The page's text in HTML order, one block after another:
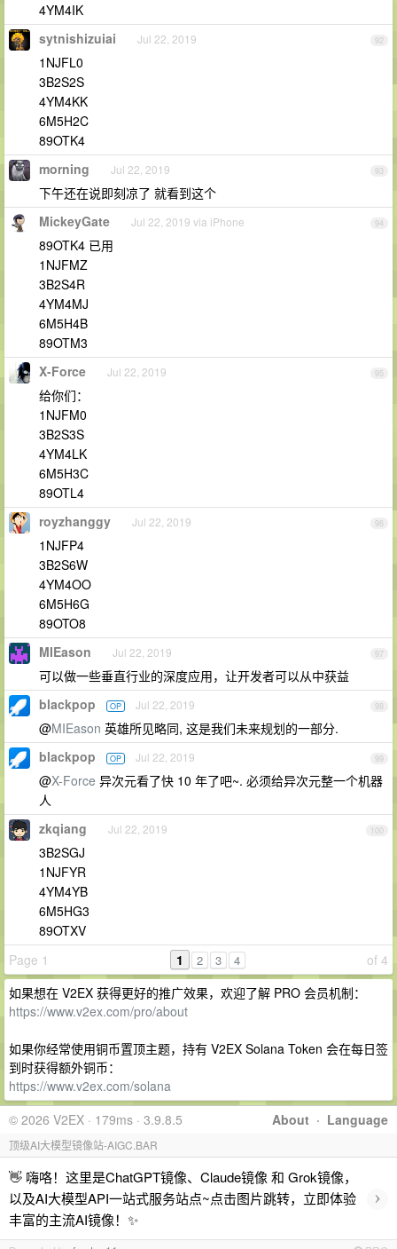
4YM4IK
92
sytnishizuiai Jul 22, 2019
1NJFL0
3B2S2S
4YM4KK
6M5H2C
89OTK4
93
morning Jul 22, 2019
下午还在说即刻凉了 就看到这个
94
MickeyGate Jul 22, 2019 via iPhone
89OTK4 已用
1NJFMZ
3B2S4R
4YM4MJ
6M5H4B
89OTM3
95
X-Force Jul 22, 2019
给你们：
1NJFM0
3B2S3S
4YM4LK
6M5H3C
89OTL4
96
royzhanggy Jul 22, 2019
1NJFP4
3B2S6W
4YM4OO
6M5H6G
89OTO8
97
MIEason Jul 22, 2019
可以做一些垂直行业的深度应用，让开发者可以从中获益
98
blackpop OP Jul 22, 2019
@MIEason 英雄所见略同, 这是我们未来规划的一部分.
99
blackpop OP Jul 22, 2019
@X-Force 异次元看了快 10 年了吧~. 必须给异次元整一个机器
人
100
zkqiang Jul 22, 2019
3B2SGJ
1NJFYR
4YM4YB
6M5HG3
89OTXV
Page 1
of 4
1 2 3 4
如果想在 V2EX 获得更好的推广效果，欢迎了解 PRO 会员机制：
https://www.v2ex.com/pro/about
如果你经常使用铜币置顶主题，持有 V2EX Solana Token 会在每日签
到时获得额外铜币：
https://www.v2ex.com/solana
About · Language
© 2026 V2EX · 179ms · 3.9.8.5
顶级AI大模型镜像站-AIGC.BAR
👋 嗨咯！这里是ChatGPT镜像、Claude镜像 和 Grok镜像，
以及AI大模型API一站式服务站点~点击图片跳转，立即体验
丰富的主流AI镜像！✨
›